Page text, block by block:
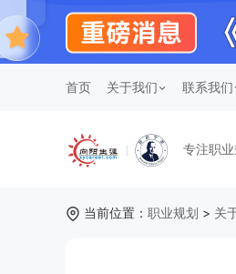
首页 关于我们 联系我们
专注职
当前位置： 职业规划 > 关